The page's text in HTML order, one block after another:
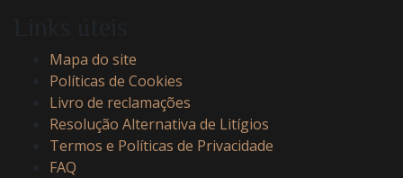
Mapa do site
Políticas de Cookies
Livro de reclamações
Resolução Alternativa de Litígios
Termos e Políticas de Privacidade
FAQ